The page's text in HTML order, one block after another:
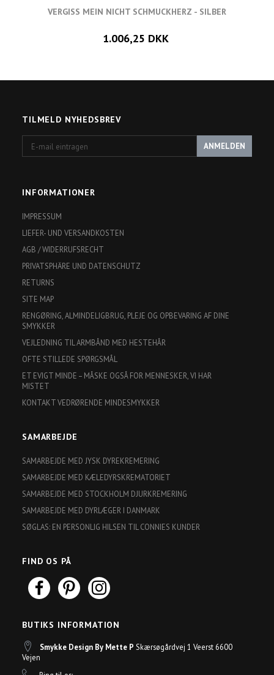
VERGISS MEIN NICHT SCHMUCKHERZ - SILBER
1.006,25 DKK
TILMELD NYHEDSBREV
mail
ANMELDEN
INFORMATIONER
IMPRESSUM
LIEFER- UND VERSANDKOSTEN
AGB / WIDERRUFSRECHT
PRIVATSPHÄRE UND DATENSCHUTZ
RETURNS
SITE MAP
RENGØRING, ALMINDELIGBRUG, PLEJE OG OPBEVARING AF DINE
SMYKKER
VEJLEDNING TIL ARMBÅND MED HESTEHÅR
OFTE STILLEDE SPØRGSMÅL
ET EVIGT MINDE – MÅSKE OGSÅ FOR MENNESKER, VI HAR
MISTET
KONTAKT VEDRØRENDE MINDESMYKKER
SAMARBEJDE
SAMARBEJDE MED JYSK DYREKREMERING
SAMARBEJDE MED KÆLEDYRSKREMATORIET
SAMARBEJDE MED STOCKHOLM DJURKREMERING
SAMARBEJDE MED DYRLÆGER I DANMARK
SØGLAS: EN PERSONLIG HILSEN TIL CONNIES KUNDER
FIND OS PÅ
BUTIKS INFORMATION
Smykke Design By Mette P Skærsøgårdvej 1 Veerst 6600
Vejen